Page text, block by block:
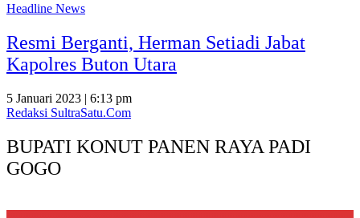
Headline News
Resmi Berganti, Herman Setiadi Jabat
Kapolres Buton Utara
5 Januari 2023 | 6:13 pm
Redaksi SultraSatu.Com
BUPATI KONUT PANEN RAYA PADI
GOGO